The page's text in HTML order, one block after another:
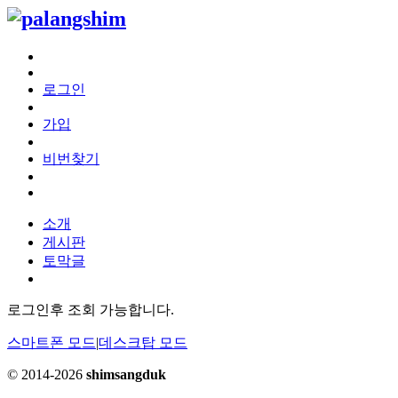
로그인
가입
비번찾기
소개
게시판
토막글
로그인후 조회 가능합니다.
스마트폰 모드|데스크탑 모드
© 2014-2026 shimsangduk